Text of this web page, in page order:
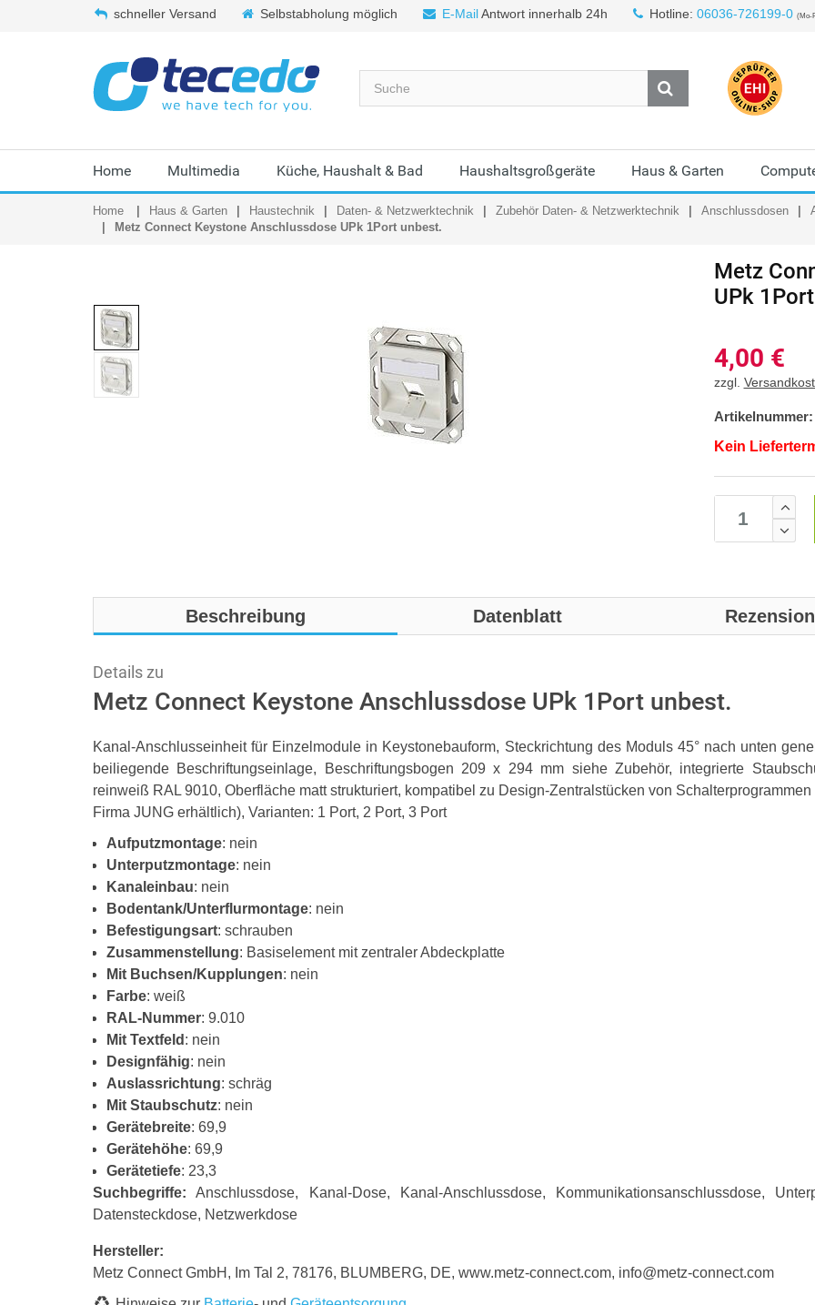
schneller Versand Selbstabholung möglich E-MailAntwort innerhalb 24h Hotline: 06036-726199-0 (Mo-
Home Multimedia Küche, Haushalt & Bad Haushaltsgroßgeräte Haus & Garten
Home Haus & Garten Haustechnik Daten- & Netzwerktechnik Zubehör Daten- & Netzwerktechnik Anschlussdosen
Metz Connect Keystone Anschlussdose UPk 1Port unbest.
Metz
UPk
4,00 €
zzgl.
Artikelnummer:
Kein
Beschreibung Datenblatt
Details zu
Metz Connect Keystone Anschlussdose UPk 1Port unbest.
Kanal-Anschlusseinheit für Einzelmodule in Keystonebauform, Steckrichtung des Moduls 45° nach unten
beiliegende Beschriftungseinlage, Beschriftungsbogen 209 x 294 mm siehe Zubehör, integrierte
reinweiß RAL 9010, Oberfläche matt strukturiert, kompatibel zu Design-Zentralstücken von
Firma JUNG erhältlich), Varianten: 1 Port, 2 Port, 3 Port
Aufputzmontage: nein
Unterputzmontage: nein
Kanaleinbau: nein
Bodentank/Unterflurmontage: nein
Befestigungsart: schrauben
Zusammenstellung: Basiselement mit zentraler Abdeckplatte
Mit Buchsen/Kupplungen: nein
Farbe: weiß
RAL-Nummer: 9.010
Mit Textfeld : nein
Designfähig: nein
Auslassrichtung: schräg
Mit Staubschutz: nein
Gerätebreite: 69,9
Gerätehöhe: 69,9
Gerätetiefe: 23,3
Suchbegriffe: Anschlussdose, Kanal-Dose, Kanal-Anschlussdose, Kommunikationsanschlussdose,
Datensteckdose, Netzwerkdose
Hersteller:
Metz Connect GmbH, Im Tal 2, 78176, BLUMBERG, DE, www.metz-connect.com, info@metz-connect.com